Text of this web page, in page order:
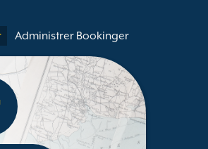
Administrer Bookinger